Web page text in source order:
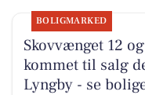
BOLIGMARKED
Skovvænget 12
kommet til salg
Lyngby - se